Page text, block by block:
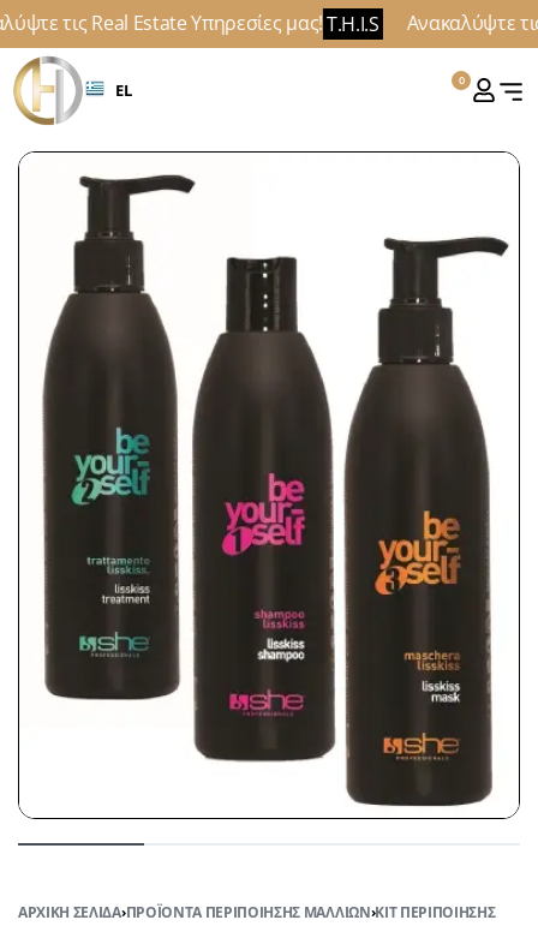
τις Real Estate Υπηρεσίες μας!T.H.I.S Ανακαλύψτε
EL 0
ΑΡΧΙΚΉ ΣΕΛΊΔΑ›ΠΡΟΪΌΝΤΑ ΠΕΡΙΠΟΊΗΣΗΣ ΜΑΛΛΙΏΝ›KIT ΠΕΡΙΠΟΊΗΣΗΣ